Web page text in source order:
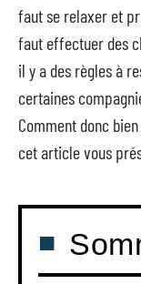
faut se relaxer et
faut effectuer des
il y a des règles à
certaines
Comment donc
cet article vous